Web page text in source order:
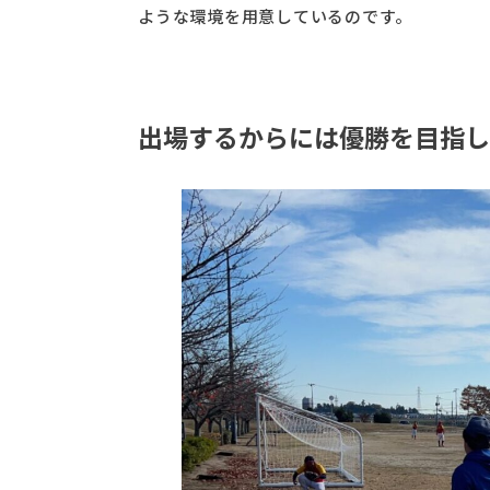
ような環境を用意しているのです。
出場するからには優勝を目指